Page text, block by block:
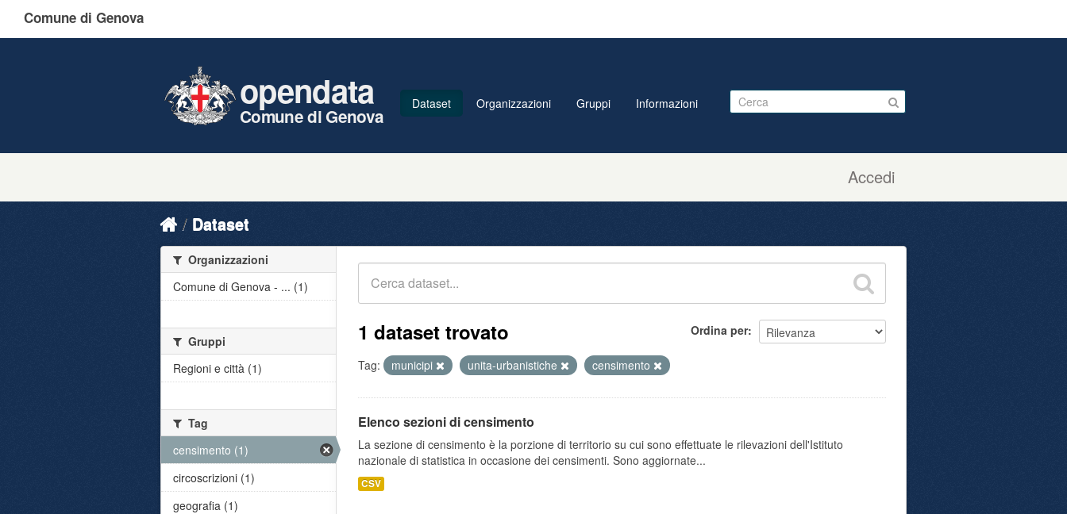
Comune di Genova
Accedi
opendata
Comune di Genova
Dataset Organizzazioni Gruppi Informazioni
Dataset
Ordina per
1 dataset trovato
Tag: municipi unita-urbanistiche censimento
Elenco sezioni di censimento
La sezione di censimento è la porzione di territorio su cui sono effettuate le rilevazioni dell'Istituto
nazionale di statistica in occasione dei censimenti. Sono aggiornate...
CSV
Organizzazioni
Comune di Genova - ... (1)
Gruppi
Regioni e città (1)
Tag
censimento (1)
circoscrizioni (1)
geografia (1)